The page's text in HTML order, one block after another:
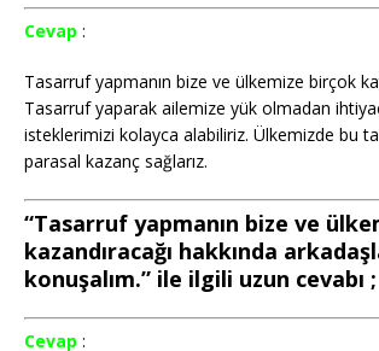
Cevap :
Tasarruf yapmanın bize ve ülkemize birçok
Tasarruf yaparak ailemize yük olmadan
isteklerimizi kolayca alabiliriz. Ülkemizde bu
parasal kazanç sağlarız.
“Tasarruf yapmanın bize ve
kazandıracağı hakkında
konuşalım.” ile ilgili uzun cevabı ;
Cevap :